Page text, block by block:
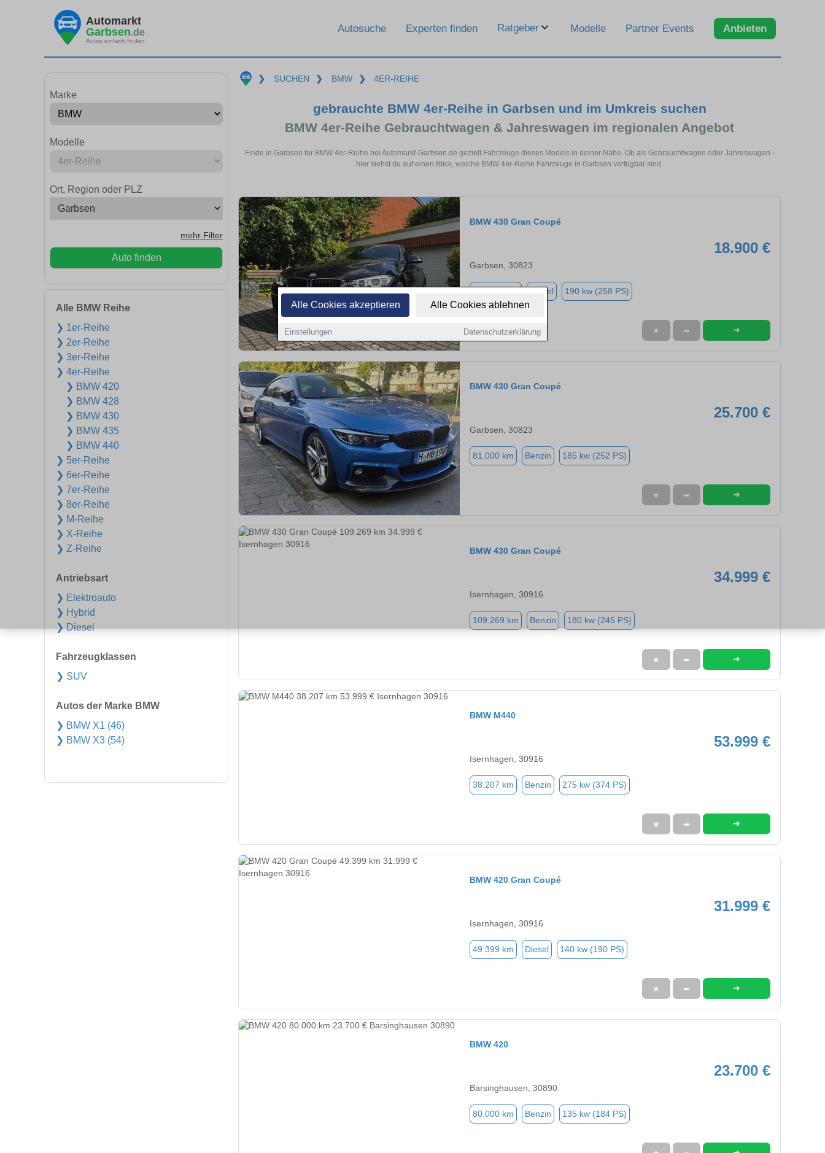
Alle Cookies akzeptieren Alle Cookies ablehnen
Einstellungen Datenschutzerklärung
Automarkt
Garbsen.de
Autos einfach finden
Autosuche Experten finden Ratgeber Modelle Partner Events Anbieten
Marke
Modelle
Ort, Region oder PLZ
mehr Filter
Auto finden
Alle BMW Reihe
❯ 1er-Reihe
❯ 2er-Reihe
❯ 3er-Reihe
❯ 4er-Reihe
❯ BMW 420
❯ BMW 428
❯ BMW 430
❯ BMW 435
❯ BMW 440
❯ 5er-Reihe
❯ 6er-Reihe
❯ 7er-Reihe
❯ 8er-Reihe
❯ M-Reihe
❯ X-Reihe
❯ Z-Reihe
Antriebsart
❯ Elektroauto
❯ Hybrid
❯ Diesel
Fahrzeugklassen
❯ SUV
Autos der Marke BMW
❯ BMW X1 (46)
❯ BMW X3 (54)
❯ SUCHEN ❯ BMW ❯ 4ER-REIHE
gebrauchte BMW 4er-Reihe in Garbsen und im Umkreis suchen
BMW 4er-Reihe Gebrauchtwagen & Jahreswagen im regionalen Angebot
Finde in Garbsen für BMW 4er-Reihe bei Automarkt-Garbsen.de gezielt Fahrzeuge dieses Models in deiner Nähe. Ob als Gebrauchtwagen oder Jahreswagen -
hier siehst du auf einen Blick, welche BMW 4er-Reihe Fahrzeuge in Garbsen verfügbar sind.
BMW 430 Gran Coupé
18.900 €
Garbsen, 30823
Diesel 190 kw (258 PS)
★ ➦ ➜
BMW 430 Gran Coupé
25.700 €
Garbsen, 30823
81.000 km Benzin 185 kw (252 PS)
★ ➦ ➜
BMW 430 Gran Coupé
34.999 €
Isernhagen, 30916
109.269 km Benzin 180 kw (245 PS)
★ ➦ ➜
BMW M440
53.999 €
Isernhagen, 30916
38.207 km Benzin 275 kw (374 PS)
★ ➦ ➜
BMW 420 Gran Coupé
31.999 €
Isernhagen, 30916
49.399 km Diesel 140 kw (190 PS)
★ ➦ ➜
BMW 420
23.700 €
Barsinghausen, 30890
80.000 km Benzin 135 kw (184 PS)